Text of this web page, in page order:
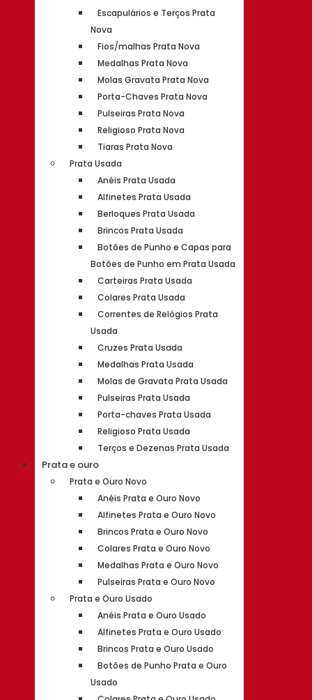
Escapulários e Terços Prata
Nova
Fios/malhas Prata Nova
Medalhas Prata Nova
Molas Gravata Prata Nova
Porta-Chaves Prata Nova
Pulseiras Prata Nova
Religioso Prata Nova
Tiaras Prata Nova
Prata Usada
Anéis Prata Usada
Alfinetes Prata Usada
Berloques Prata Usada
Brincos Prata Usada
Botões de Punho e Capas para
Botões de Punho em Prata Usada
Carteiras Prata Usada
Colares Prata Usada
Correntes de Relógios Prata
Usada
Cruzes Prata Usada
Medalhas Prata Usada
Molas de Gravata Prata Usada
Pulseiras Prata Usada
Porta-chaves Prata Usada
Religioso Prata Usada
Terços e Dezenas Prata Usada
Prata e ouro
Prata e Ouro Novo
Anéis Prata e Ouro Novo
Alfinetes Prata e Ouro Novo
Brincos Prata e Ouro Novo
Colares Prata e Ouro Novo
Medalhas Prata e Ouro Novo
Pulseiras Prata e Ouro Novo
Prata e Ouro Usado
Anéis Prata e Ouro Usado
Alfinetes Prata e Ouro Usado
Brincos Prata e Ouro Usado
Botões de Punho Prata e Ouro
Usado